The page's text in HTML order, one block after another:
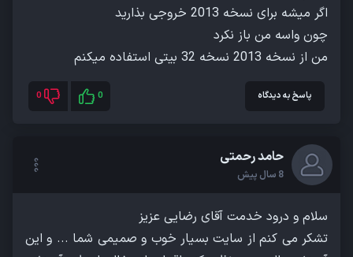
من از نسخه 2013 نسخه 32 بیتی استفاده میکنم
پاسخ به دیدگاه 0
0
حامد رحمتی
8 سال پیش
تشکر می کنم از سایت بسیار خوب و صمیمی شما ... و این